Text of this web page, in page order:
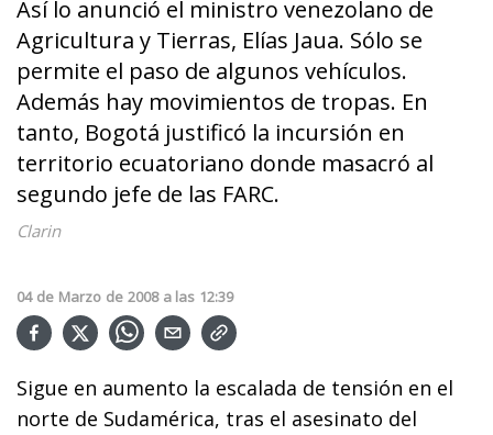
Así lo anunció el ministro venezolano de
Agricultura y Tierras, Elías Jaua. Sólo se
permite el paso de algunos vehículos.
Además hay movimientos de tropas. En
tanto, Bogotá justificó la incursión en
territorio ecuatoriano donde masacró al
segundo jefe de las FARC.
Clarin
04 de Marzo de 2008 a las 12:39
Sigue en aumento la escalada de tensión en el
norte de Sudamérica, tras el asesinato del